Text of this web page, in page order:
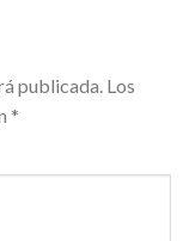
publicada. Los
*